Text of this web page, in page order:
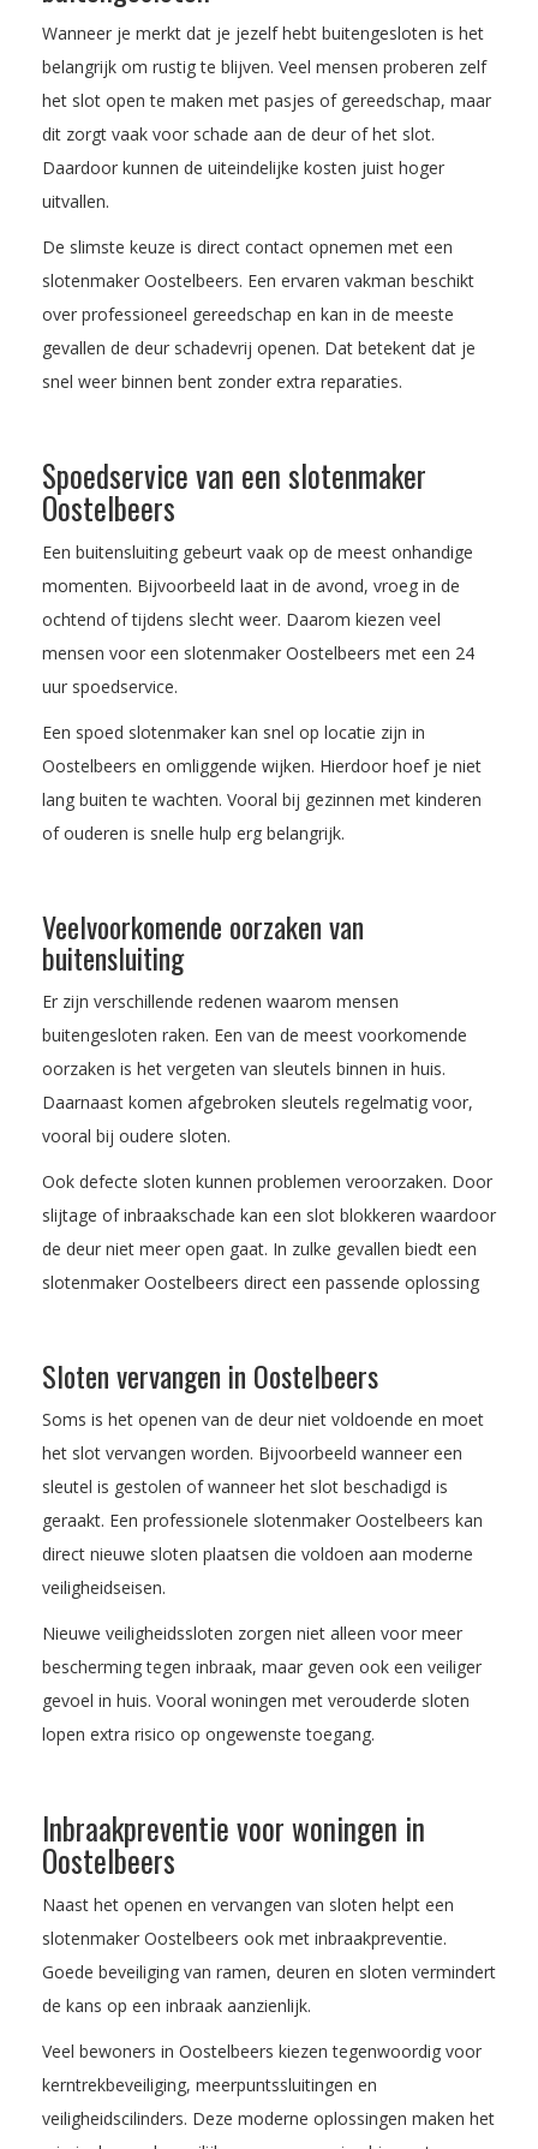
Wanneer je merkt dat je jezelf hebt buitengesloten is het
belangrijk om rustig te blijven. Veel mensen proberen zelf
het slot open te maken met pasjes of gereedschap, maar
dit zorgt vaak voor schade aan de deur of het slot.
Daardoor kunnen de uiteindelijke kosten juist hoger
uitvallen.
De slimste keuze is direct contact opnemen met een
slotenmaker Oostelbeers. Een ervaren vakman beschikt
over professioneel gereedschap en kan in de meeste
gevallen de deur schadevrij openen. Dat betekent dat je
snel weer binnen bent zonder extra reparaties.
Spoedservice van een slotenmaker
Oostelbeers
Een buitensluiting gebeurt vaak op de meest onhandige
momenten. Bijvoorbeeld laat in de avond, vroeg in de
ochtend of tijdens slecht weer. Daarom kiezen veel
mensen voor een slotenmaker Oostelbeers met een 24
uur spoedservice.
Een spoed slotenmaker kan snel op locatie zijn in
Oostelbeers en omliggende wijken. Hierdoor hoef je niet
lang buiten te wachten. Vooral bij gezinnen met kinderen
of ouderen is snelle hulp erg belangrijk.
Veelvoorkomende oorzaken van
buitensluiting
Er zijn verschillende redenen waarom mensen
buitengesloten raken. Een van de meest voorkomende
oorzaken is het vergeten van sleutels binnen in huis.
Daarnaast komen afgebroken sleutels regelmatig voor,
vooral bij oudere sloten.
Ook defecte sloten kunnen problemen veroorzaken. Door
slijtage of inbraakschade kan een slot blokkeren waardoor
de deur niet meer open gaat. In zulke gevallen biedt een
slotenmaker Oostelbeers direct een passende oplossing
Sloten vervangen in Oostelbeers
Soms is het openen van de deur niet voldoende en moet
het slot vervangen worden. Bijvoorbeeld wanneer een
sleutel is gestolen of wanneer het slot beschadigd is
geraakt. Een professionele slotenmaker Oostelbeers kan
direct nieuwe sloten plaatsen die voldoen aan moderne
veiligheidseisen.
Nieuwe veiligheidssloten zorgen niet alleen voor meer
bescherming tegen inbraak, maar geven ook een veiliger
gevoel in huis. Vooral woningen met verouderde sloten
lopen extra risico op ongewenste toegang.
Inbraakpreventie voor woningen in
Oostelbeers
Naast het openen en vervangen van sloten helpt een
slotenmaker Oostelbeers ook met inbraakpreventie.
Goede beveiliging van ramen, deuren en sloten vermindert
de kans op een inbraak aanzienlijk.
Veel bewoners in Oostelbeers kiezen tegenwoordig voor
kerntrekbeveiliging, meerpuntssluitingen en
veiligheidscilinders. Deze moderne oplossingen maken het